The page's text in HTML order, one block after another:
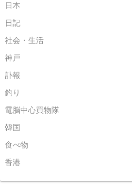
日本
日記
社会・生活
神戸
訃報
釣り
電脳中心買物隊
韓国
食べ物
香港